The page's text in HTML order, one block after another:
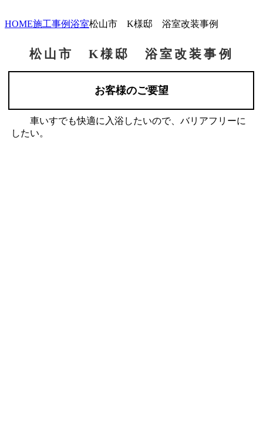
HOME施工事例浴室松山市 K様邸 浴室改装事例
松山市 K様邸 浴室改装事例
お客様のご要望
車いすでも快適に入浴したいので、バリアフリーに
したい。